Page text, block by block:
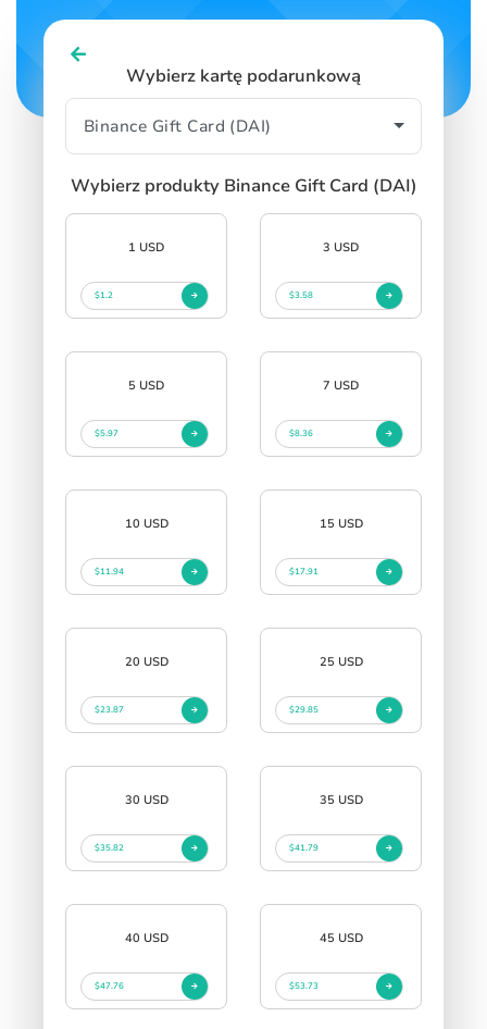
Wybierz kartę podarunkową
Wybierz produkty Binance Gift Card (DAI)
1 USD
$1.2
3 USD
$3.58
5 USD
$5.97
7 USD
$8.36
10 USD
$11.94
15 USD
$17.91
20 USD
$23.87
25 USD
$29.85
30 USD
$35.82
35 USD
$41.79
40 USD
$47.76
45 USD
$53.73